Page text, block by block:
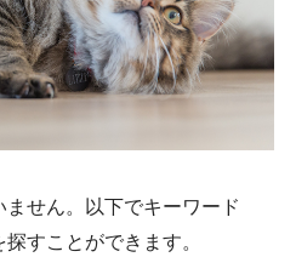
せん。以下でキーワード
すことができます。